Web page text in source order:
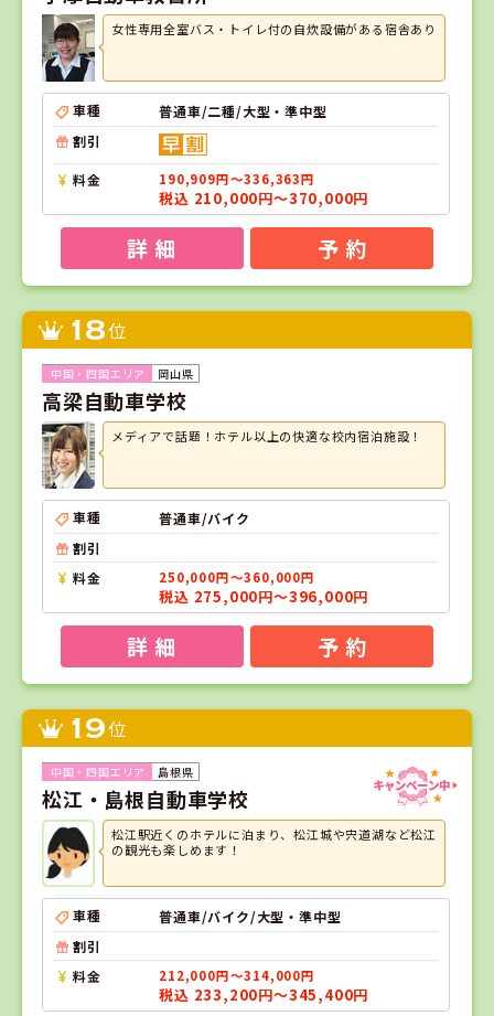
女性専用全室バス・トイレ付の自炊設備がある宿舎あり
車種
普通車/二種/大型・準中型
割引
料金 190,909円～336,363円
税込 210,000円～370,000円
詳 細 予 約
18位
岡山県
高梁自動車学校
メディアで話題！ホテル以上の快適な校内宿泊施設！
車種
普通車/バイク
割引
料金
250,000円～360,000円
税込 275,000円～396,000円
詳 細 予 約
19位
島根県
松江・島根自動車学校
松江駅近くのホテルに泊まり、松江城や宍道湖など松江
の観光も楽しめます！
車種
普通車/バイク/大型・準中型
割引
料金
212,000円～314,000円
税込 233,200円～345,400円